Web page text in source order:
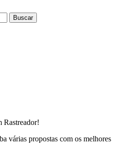
Rastreador!
várias propostas com os melhores